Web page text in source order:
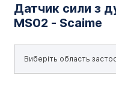
Датчик сили з
MS02 - Scaime